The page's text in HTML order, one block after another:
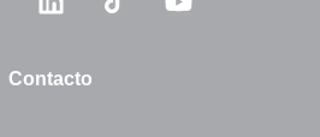
Contacto